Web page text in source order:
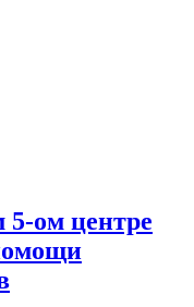
ом центре